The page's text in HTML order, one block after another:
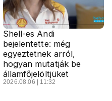
Shell-es Andi
bejelentette: még
egyeztetnek arról,
hogyan mutatják be
államfőjelöltjüket
2026.08.06 | 11:32